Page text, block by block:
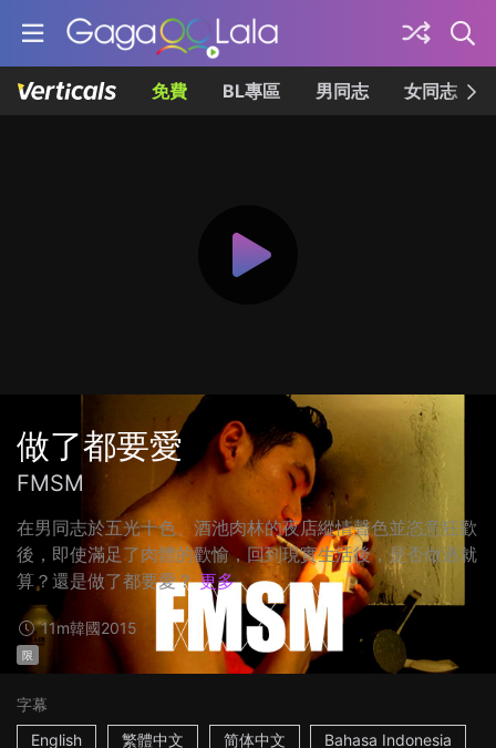
免費 BL專區 男同志 女同志
做了都要愛
FMSM
在男同志於五光十色、酒池肉林的夜店縱情聲色並恣意狂歡
後，即使滿足了肉體的歡愉，回到現實生活後，是否做過就
算？還是做了都要愛？ 更多
11m韓國2015
限
字幕
English
繁體中文 简体中文 Bahasa Indonesia